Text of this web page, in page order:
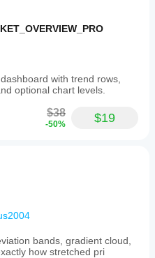
with trend rows,
optional chart levels.
$38
-50% $19
bands, gradient cloud,
how stretched pri